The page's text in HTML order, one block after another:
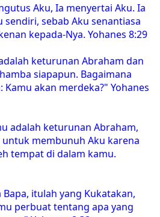
Aku, Ia menyertai Aku. Ia
sebab Aku senantiasa
kepada-Nya. Yohanes 8:29
keturunan Abraham dan
siapapun. Bagaimana
akan merdeka?" Yohanes
adalah keturunan Abraham,
membunuh Aku karena
tempat di dalam kamu.
itulah yang Kukatakan,
perbuat tentang apa yang